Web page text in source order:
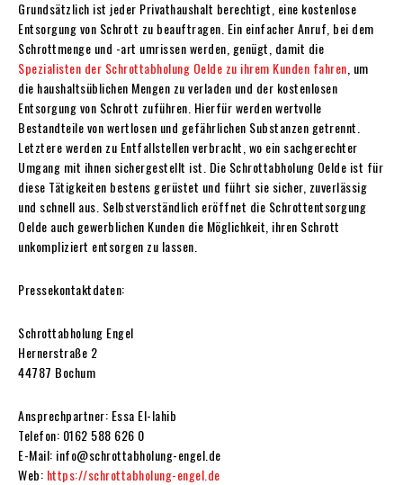
Grundsätzlich ist jeder Privathaushalt berechtigt, eine kostenlose
Entsorgung von Schrott zu beauftragen. Ein einfacher Anruf, bei dem
Schrottmenge und -art umrissen werden, genügt, damit die
Spezialisten der Schrottabholung Oelde zu ihrem Kunden fahren , um
die haushaltsüblichen Mengen zu verladen und der kostenlosen
Entsorgung von Schrott zuführen. Hierfür werden wertvolle
Bestandteile von wertlosen und gefährlichen Substanzen getrennt.
Letztere werden zu Entfallstellen verbracht, wo ein sachgerechter
Umgang mit ihnen sichergestellt ist. Die Schrottabholung Oelde ist für
diese Tätigkeiten bestens gerüstet und führt sie sicher, zuverlässig
und schnell aus. Selbstverständlich eröffnet die Schrottentsorgung
Oelde auch gewerblichen Kunden die Möglichkeit, ihren Schrott
unkompliziert entsorgen zu lassen.
Pressekontaktdaten:
Schrottabholung Engel
Hernerstraße 2
44787 Bochum
Ansprechpartner: Essa El-lahib
Telefon: 0162 588 626 0
E-Mail: info@schrottabholung-engel.de
Web: https://schrottabholung-engel.de